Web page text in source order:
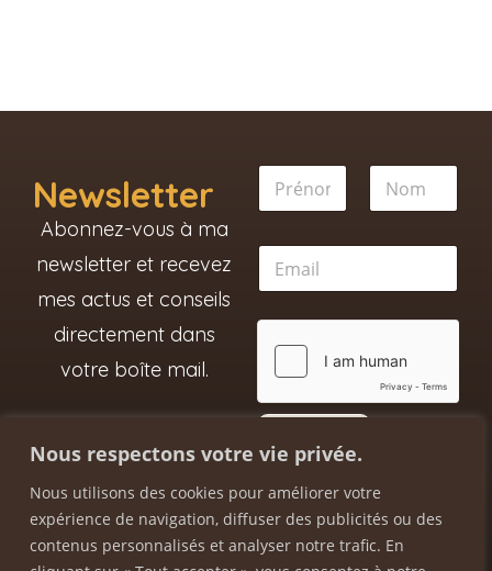
Nous respectons votre vie privée.
Nous utilisons des cookies pour améliorer votre
expérience de navigation, diffuser des publicités ou des
contenus personnalisés et analyser notre trafic. En
Newsletter
Abonnez-vous à ma
newsletter et recevez
mes actus et conseils
directement dans
votre boîte mail.
i
E
a
N
m
E
a
i
Horaires :
Mar, Mer, Jeu, Ven : 08h – 18h